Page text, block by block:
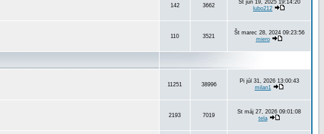
142 3662
Št jún 19, 2025 19:14:20
lubo212
110 3521
Št marec 28, 2024 09:23:56
miero
11251 38996
Pi júl 31, 2026 13:00:43
milan1
2193 7019
St máj 27, 2026 09:01:08
tela